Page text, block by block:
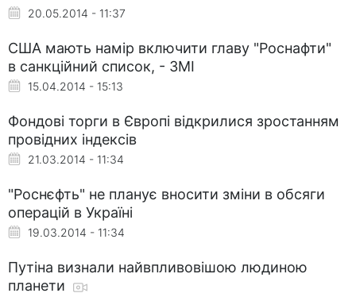
20.05.2014 - 11:37
США мають намір включити главу "Роснафти"
в санкційний список, - ЗМІ
15.04.2014 - 15:13
Фондові торги в Європі відкрилися зростанням
провідних індексів
21.03.2014 - 11:34
"Роснєфть" не планує вносити зміни в обсяги
операцій в Україні
19.03.2014 - 11:34
Путіна визнали найвпливовішою людиною
планети